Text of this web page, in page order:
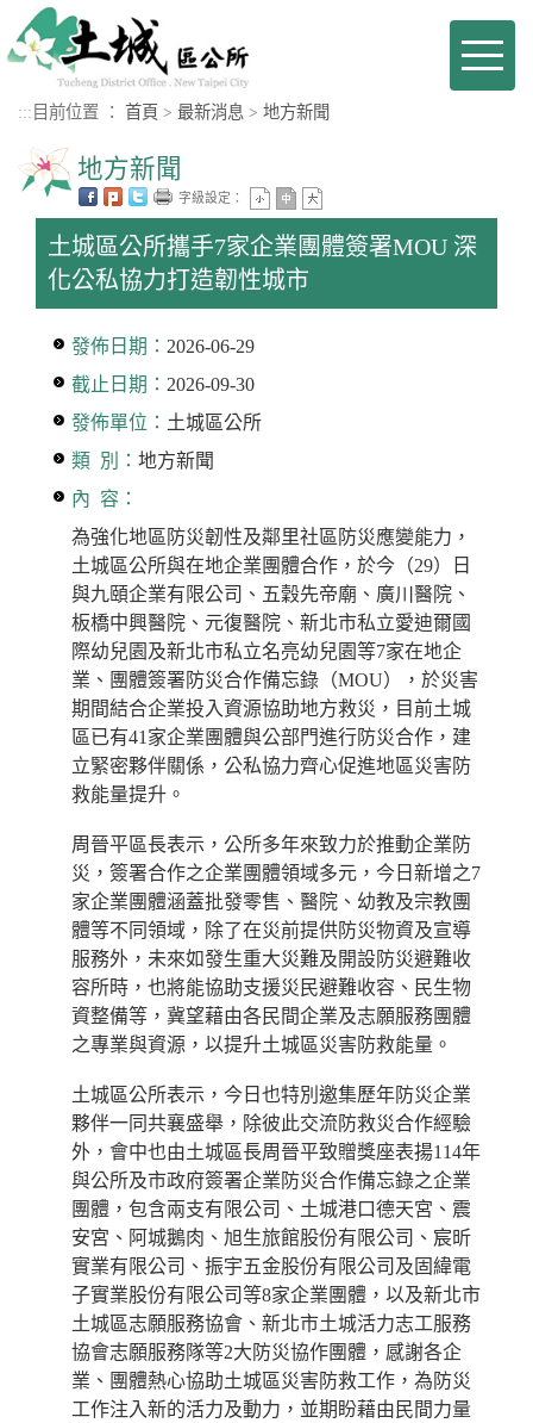
進入內容區塊
Toggle
::: 目前位置 ： 首頁 > 最新消息 > 地方新聞
地方新聞
字級設定：
土城區公所攜手7家企業團體簽署MOU 深
化公私協力打造韌性城市
發佈日期： 2026-06-29
截止日期： 2026-09-30
發佈單位： 土城區公所
類 別： 地方新聞
內 容：
為強化地區防災韌性及鄰里社區防災應變能力，
土城區公所與在地企業團體合作，於今（29）日
與九頤企業有限公司、五穀先帝廟、廣川醫院、
板橋中興醫院、元復醫院、新北市私立愛迪爾國
際幼兒園及新北市私立名亮幼兒園等7家在地企
業、團體簽署防災合作備忘錄（MOU），於災害
期間結合企業投入資源協助地方救災，目前土城
區已有41家企業團體與公部門進行防災合作，建
立緊密夥伴關係，公私協力齊心促進地區災害防
救能量提升。
周晉平區長表示，公所多年來致力於推動企業防
災，簽署合作之企業團體領域多元，今日新增之7
家企業團體涵蓋批發零售、醫院、幼教及宗教團
體等不同領域，除了在災前提供防災物資及宣導
服務外，未來如發生重大災難及開設防災避難收
容所時，也將能協助支援災民避難收容、民生物
資整備等，冀望藉由各民間企業及志願服務團體
之專業與資源，以提升土城區災害防救能量。
土城區公所表示，今日也特別邀集歷年防災企業
夥伴一同共襄盛舉，除彼此交流防救災合作經驗
外，會中也由土城區長周晉平致贈獎座表揚114年
與公所及市政府簽署企業防災合作備忘錄之企業
團體，包含兩支有限公司、土城港口德天宮、震
安宮、阿城鵝肉、旭生旅館股份有限公司、宸昕
實業有限公司、振宇五金股份有限公司及固緯電
子實業股份有限公司等8家企業團體，以及新北市
土城區志願服務協會、新北市土城活力志工服務
協會志願服務隊等2大防災協作團體，感謝各企
業、團體熱心協助土城區災害防救工作，為防災
工作注入新的活力及動力，並期盼藉由民間力量